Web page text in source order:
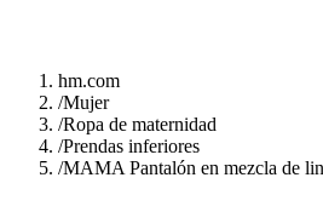
hm.com
/Mujer
/Ropa de maternidad
/Prendas inferiores
/MAMA Pantalón en mezcla de